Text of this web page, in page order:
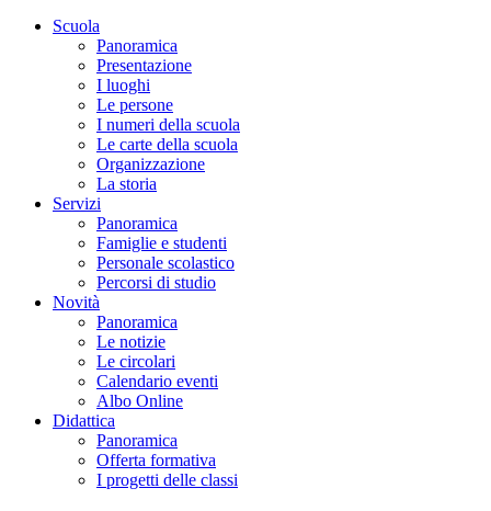
Scuola
Panoramica
Presentazione
I luoghi
Le persone
I numeri della scuola
Le carte della scuola
Organizzazione
La storia
Servizi
Panoramica
Famiglie e studenti
Personale scolastico
Percorsi di studio
Novità
Panoramica
Le notizie
Le circolari
Calendario eventi
Albo Online
Didattica
Panoramica
Offerta formativa
I progetti delle classi